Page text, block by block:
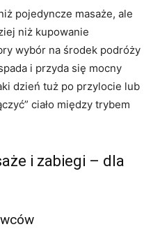
pojedyncze masaże, ale
niż kupowanie
wybór na środek podróży
i przyda się mocny
dzień tuż po przylocie lub
ciało między trybem
i zabiegi – dla